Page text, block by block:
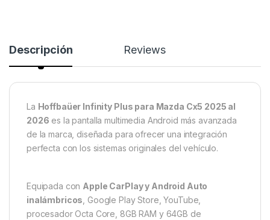
Descripción Reviews
La Hoffbaüer Infinity Plus para Mazda Cx5 2025 al
2026 es la pantalla multimedia Android más avanzada
de la marca, diseñada para ofrecer una integración
perfecta con los sistemas originales del vehículo.
Equipada con Apple CarPlay y Android Auto
inalámbricos , Google Play Store, YouTube,
procesador Octa Core, 8GB RAM y 64GB de